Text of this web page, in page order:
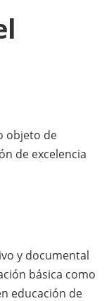
objeto de
de excelencia
y documental
básica como
educación de